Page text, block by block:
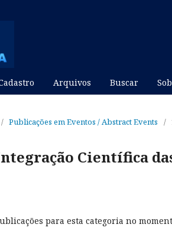
Arquivos Buscar
/ Publicações em Eventos / Abstract Events /
Científica
para esta categoria no